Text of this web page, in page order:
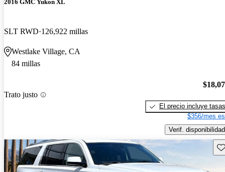
2016 GMC Yukon XL
SLT RWD 126,922 millas
Westlake Village, CA
84 millas
Trato justo
El precio incluye tasas
$356/mes
Verif. disponibilidad